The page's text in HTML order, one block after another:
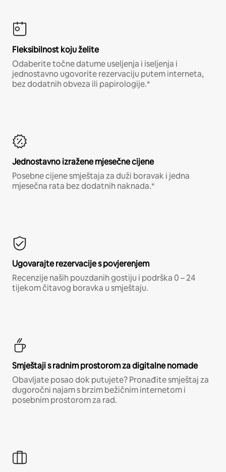
Fleksibilnost koju želite
Odaberite točne datume useljenja i iseljenja i
jednostavno ugovorite rezervaciju putem interneta,
bez dodatnih obveza ili papirologije.*
Jednostavno izražene mjesečne cijene
Posebne cijene smještaja za duži boravak i jedna
mjesečna rata bez dodatnih naknada.*
Ugovarajte rezervacije s povjerenjem
Recenzije naših pouzdanih gostiju i podrška 0 – 24
tijekom čitavog boravka u smještaju.
Smještaji s radnim prostorom za digitalne nomade
Obavljate posao dok putujete? Pronađite smještaj za
dugoročni najam s brzim bežičnim internetom i
posebnim prostorom za rad.